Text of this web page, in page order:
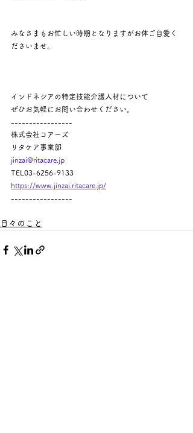
みなさまもお忙しい時期となりますがお体ご自愛く
ださいませ。
インドネシアの特定技能介護人材について
ぜひお気軽にお問い合わせください。
-----------------
株式会社コアーズ
リタケア事業部
jinzai@ritacare.jp
TEL03-6256-9133
https://www.jinzai.ritacare.jp/
-----------------
日々のこと